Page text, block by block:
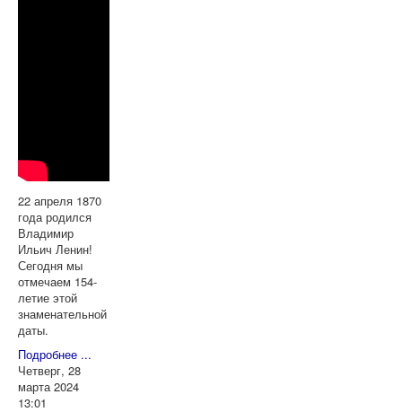
22 апреля 1870
года родился
Владимир
Ильич Ленин!
Сегодня мы
отмечаем 154-
летие этой
знаменательной
даты.
Подробнее ...
Четверг, 28
марта 2024
13:01